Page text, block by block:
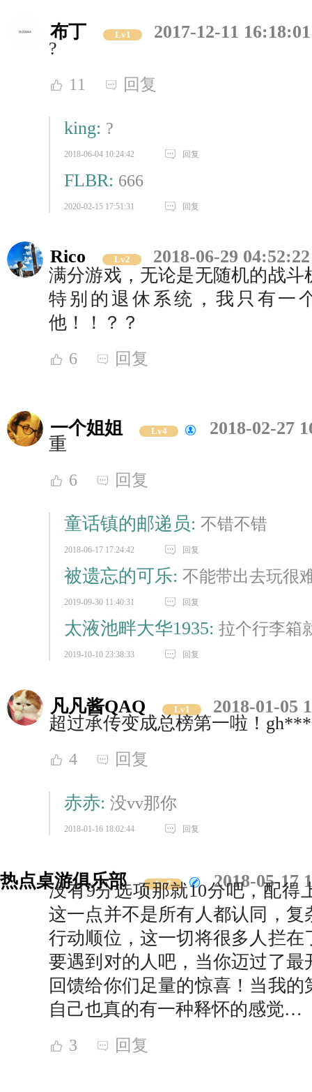
布丁 Lv1
2017-12-11 16:18:01
?
11 回复
king: ?
2018-06-04 10:24:42 回复
FLBR: 666
2020-02-15 17:51:31 回复
Rico Lv2
2018-06-29 04:52:22
满分游戏，无论是无随机的战
特别的退休系统，我只有一
他！！？？
6 回复
一个姐姐 Lv4 2018-02-27
重
6 回复
童话镇的邮递员: 不错不错
2018-06-17 17:24:42 回复
被遗忘的可乐: 不能带出去玩
2019-09-30 11:40:31 回复
太液池畔大华1935: 拉个行李箱
2019-10-10 23:38:33 回复
凡凡酱QAQ Lv1
2018-01-05
超过承传变成总榜第一啦！
4 回复
赤赤: 没vv那你
2018-01-16 18:02:44 回复
热点桌游俱乐部 Lv7 2018-05-17
没有9分选项那就10分吧，配得
这一点并不是所有人都认同，
行动顺位，这一切将很多人拦
要遇到对的人吧，当你迈过了
回馈给你们足量的惊喜！当我
自己也真的有一种释怀的感觉…
3 回复